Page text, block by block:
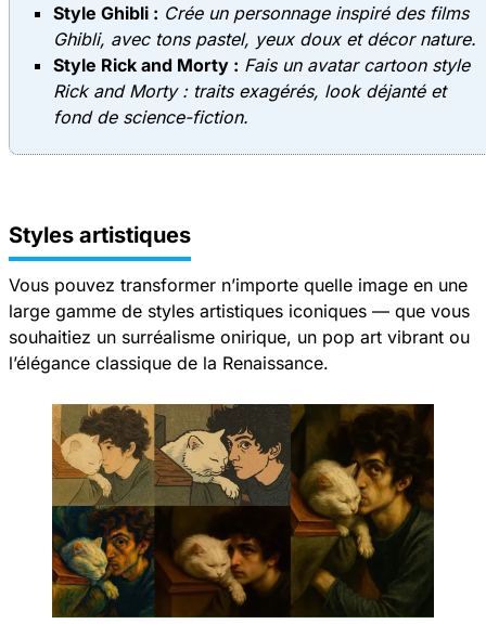
Style Ghibli : Crée un personnage inspiré des films
Ghibli, avec tons pastel, yeux doux et décor nature.
Style Rick and Morty : Fais un avatar cartoon style
Rick and Morty : traits exagérés, look déjanté et
fond de science-fiction.
Styles artistiques
Vous pouvez transformer n’importe quelle image en une
large gamme de styles artistiques iconiques — que vous
souhaitiez un surréalisme onirique, un pop art vibrant ou
l’élégance classique de la Renaissance.